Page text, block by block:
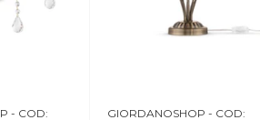
- COD:
GIORDANOSHOP - COD: